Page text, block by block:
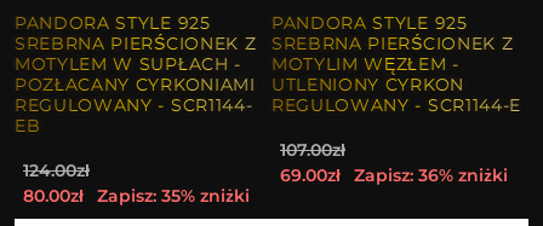
PANDORA STYLE 925
SREBRNA PIERŚCIONEK Z
MOTYLEM W SUPŁACH -
POZŁACANY CYRKONIAMI
REGULOWANY - SCR1144-
EB
124.00zł
80.00zł
Zapisz: 35% zniżki
PANDORA STYLE 925
SREBRNA PIERŚCIONEK Z
MOTYLIM WĘZŁEM -
UTLENIONY CYRKON
REGULOWANY - SCR1144-E
107.00zł
69.00zł
Zapisz: 36% zniżki